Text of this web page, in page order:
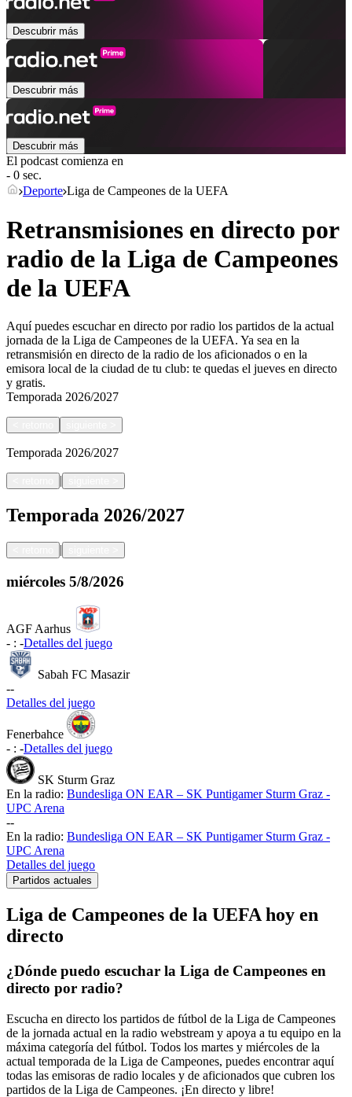
Descubrir más
Descubrir más
Descubrir más
El podcast comienza en
- 0 sec.
Deporte Liga de Campeones de la UEFA
Retransmisiones en directo por
radio de la Liga de Campeones
de la UEFA
Aquí puedes escuchar en directo por radio los partidos de la actual
jornada de la Liga de Campeones de la UEFA. Ya sea en la
retransmisión en directo de la radio de los aficionados o en la
emisora local de la ciudad de tu club: te quedas el jueves en directo
y gratis.
Temporada 2026/2027
Temporada 2026/2027
|
Temporada 2026/2027
|
miércoles 5/8/2026
AGF Aarhus
- : -Detalles del juego
Sabah FC Masazir
--
Detalles del juego
Fenerbahce
- : -Detalles del juego
SK Sturm Graz
En la radio: Bundesliga ON EAR – SK Puntigamer Sturm Graz -
UPC Arena
--
En la radio: Bundesliga ON EAR – SK Puntigamer Sturm Graz -
UPC Arena
Detalles del juego
Partidos actuales
Liga de Campeones de la UEFA hoy en
directo
¿Dónde puedo escuchar la Liga de Campeones en
directo por radio?
Escucha en directo los partidos de fútbol de la Liga de Campeones
de la jornada actual en la radio webstream y apoya a tu equipo en la
máxima categoría del fútbol. Todos los martes y miércoles de la
actual temporada de la Liga de Campeones, puedes encontrar aquí
todas las emisoras de radio locales y de aficionados que cubren los
partidos de la Liga de Campeones. ¡En directo y libre!